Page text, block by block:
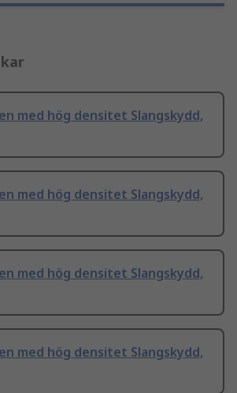
med hög densitet Slangskydd,
med hög densitet Slangskydd,
med hög densitet Slangskydd,
med hög densitet Slangskydd,